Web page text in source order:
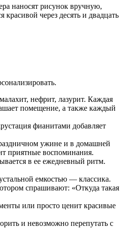
наносят рисунок вручную,
через десять и двадцать
нефрит, лазурит. Каждая
помещение, а также каждый
фианитами добавляет
ужине и в домашней
приятные воспоминания.
в ее ежедневный ритм.
емкостью — классика.
спрашивают: «Откуда такая
или просто ценит красивые
и невозможно перепутать с